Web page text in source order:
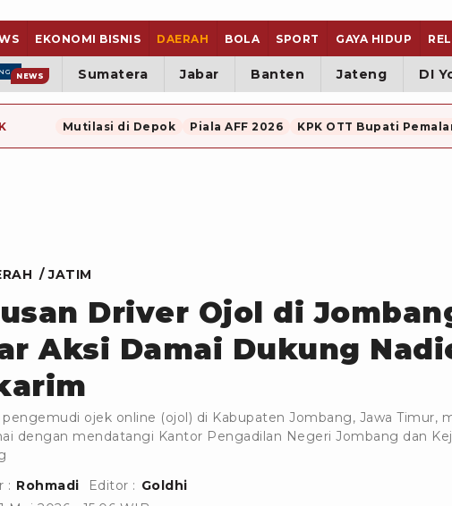
EKONOMI BISNIS DAERAH BOLA SPORT GAYA HIDUP
NEWS Sumatera Jabar Banten Jateng DI
Mutilasi di Depok Piala AFF 2026 KPK OTT Bupati
JATIM
Driver Ojol di
Aksi Damai Dukung
pengemudi ojek online (ojol) di Kabupaten Jombang, Jawa Timur,
dengan mendatangi Kantor Pengadilan Negeri Jombang dan
: Rohmadi Editor : Goldhi